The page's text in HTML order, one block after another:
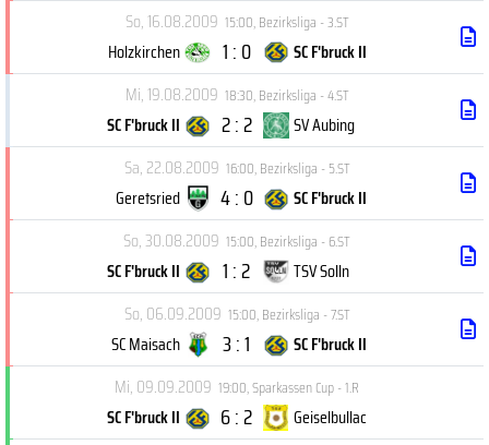
So, 16.08.2009 15:00,Bezirksliga - 3.ST
Holzkirchen 1 : 0
SC F'bruck II
Mi, 19.08.2009 18:30,Bezirksliga - 4.ST
SC F'bruck II 2 : 2
SV Aubing
Sa, 22.08.2009 16:00,Bezirksliga - 5.ST
Geretsried 4 : 0
SC F'bruck II
So, 30.08.2009 15:00,Bezirksliga - 6.ST
SC F'bruck II 1 : 2
TSV Solln
So, 06.09.2009 15:00,Bezirksliga - 7.ST
SC Maisach 3 : 1
SC F'bruck II
Mi, 09.09.2009 19:00,Sparkassen Cup - 1.R
SC F'bruck II 6 : 2
Geiselbullac